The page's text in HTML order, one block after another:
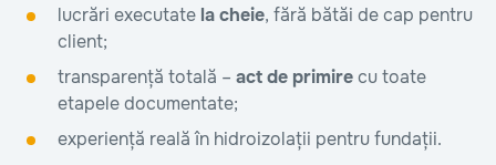
lucrări executate la cheie, fără bătăi de cap pentru
client;
transparență totală – act de primirecu toate
etapele documentate;
experiență reală în hidroizolații pentru fundații.